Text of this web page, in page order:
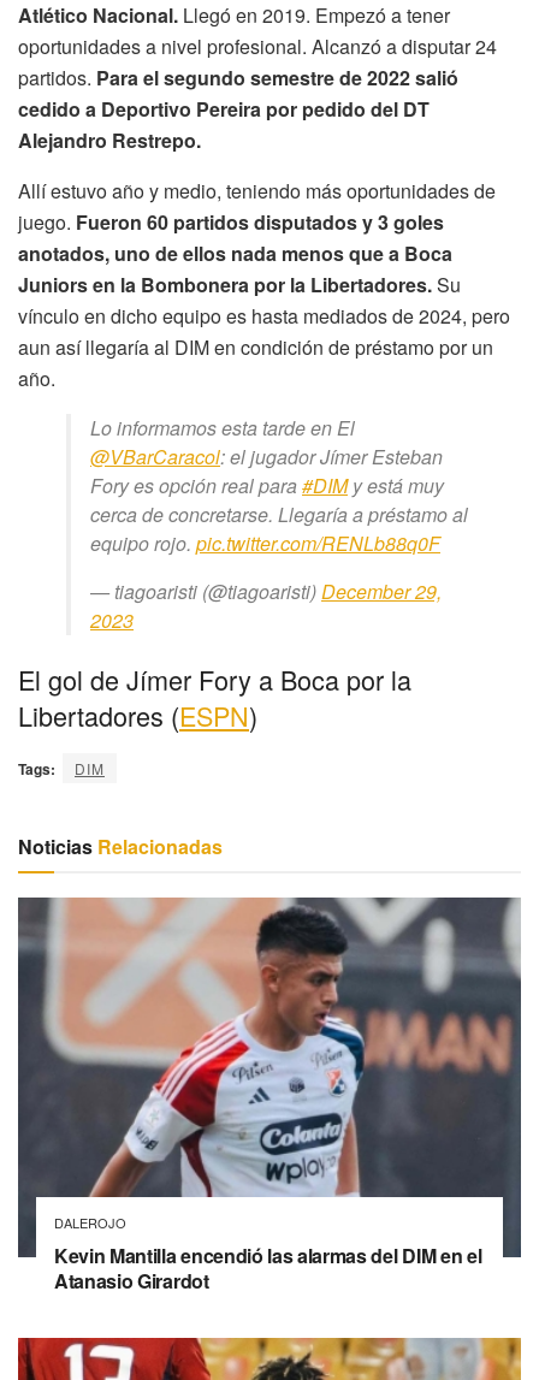
Atlético Nacional. Llegó en 2019. Empezó a tener
oportunidades a nivel profesional. Alcanzó a disputar 24
partidos. Para el segundo semestre de 2022 salió
cedido a Deportivo Pereira por pedido del DT
Alejandro Restrepo.
Allí estuvo año y medio, teniendo más oportunidades de
juego. Fueron 60 partidos disputados y 3 goles
anotados, uno de ellos nada menos que a Boca
Juniors en la Bombonera por la Libertadores.Su
vínculo en dicho equipo es hasta mediados de 2024, pero
aun así llegaría al DIM en condición de préstamo por un
año.
Lo informamos esta tarde en El
@VBarCaracol: el jugador Jímer Esteban
Fory es opción real para#DIMy está muy
cerca de concretarse. Llegaría a préstamo al
equipo rojo. pic.twitter.com/RENLb88q0F
— tiagoaristi (@tiagoaristi)December 29,
2023
El gol de Jímer Fory a Boca por la
Libertadores (ESPN)
Tags: DIM
Noticias Relacionadas
DALEROJO
Kevin Mantilla encendió las alarmas del DIM en el
Atanasio Girardot